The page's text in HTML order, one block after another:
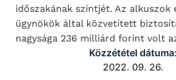
időszakának szintjét. Az alkuszok
ügynökök által közvetített
nagysága 236 milliárd forint volt
Közzététel dátuma:
2022. 09. 26.